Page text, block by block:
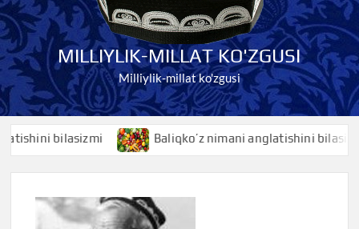
MILLIYLIK-MILLAT KO'ZGUSI
Milliylik-millat ko'zgusi
bilasizmi Baliqko’z nimani anglatishini bilasizmi